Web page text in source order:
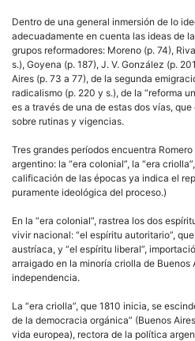
Dentro de una general inmersión de lo
adecuadamente en cuenta las ideas de
grupos reformadores: Moreno (p. 74),
s.), Goyena (p. 187), J. V. González (p.
Aires (p. 73 a 77), de la segunda
radicalismo (p. 220 y s.), de la “reforma
es a través de una de estas dos vías,
sobre rutinas y vigencias.
Tres grandes períodos encuentra
argentino: la “era colonial”, la “era
calificación de las épocas ya indica el
puramente ideológica del proceso.)
En la “era colonial”, rastrea los dos
vivir nacional: “el espíritu autoritario”,
austríaca, y “el espíritu liberal”,
arraigado en la minoría criolla de Buenos
independencia.
La “era criolla”, que 1810 inicia, se
de la democracia orgánica” (Buenos
vida europea), rectora de la política